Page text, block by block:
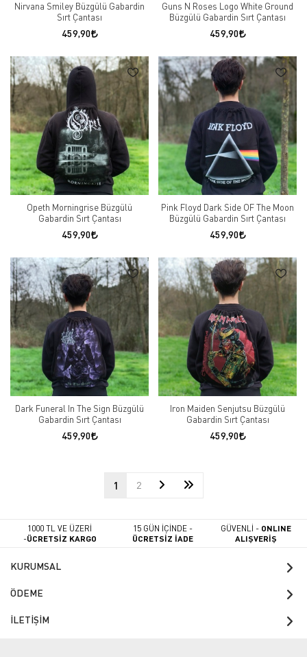
Nirvana Smiley Büzgülü Gabardin
Sırt Çantası
459,90
Guns N Roses Logo White Ground
Büzgülü Gabardin Sırt Çantası
459,90
Opeth Morningrise Büzgülü
Gabardin Sırt Çantası
459,90
Pink Floyd Dark Side OF The Moon
Büzgülü Gabardin Sırt Çantası
459,90
Dark Funeral In The Sign Büzgülü
Gabardin Sırt Çantası
459,90
Iron Maiden Senjutsu Büzgülü
Gabardin Sırt Çantası
459,90
1 2
1000 TL VE ÜZERİ
-ÜCRETSİZ KARGO
15 GÜN İÇİNDE -
ÜCRETSİZ İADE
GÜVENLİ - ONLINE
ALIŞVERİŞ
KURUMSAL
ÖDEME
İLETİŞİM